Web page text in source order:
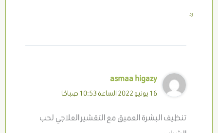
رد
asmaa higazy
16 يونيو 2022 الساعة 10:53 صباحًا
تنظيف البشرة العميق مع التقشير العلاجي لحب